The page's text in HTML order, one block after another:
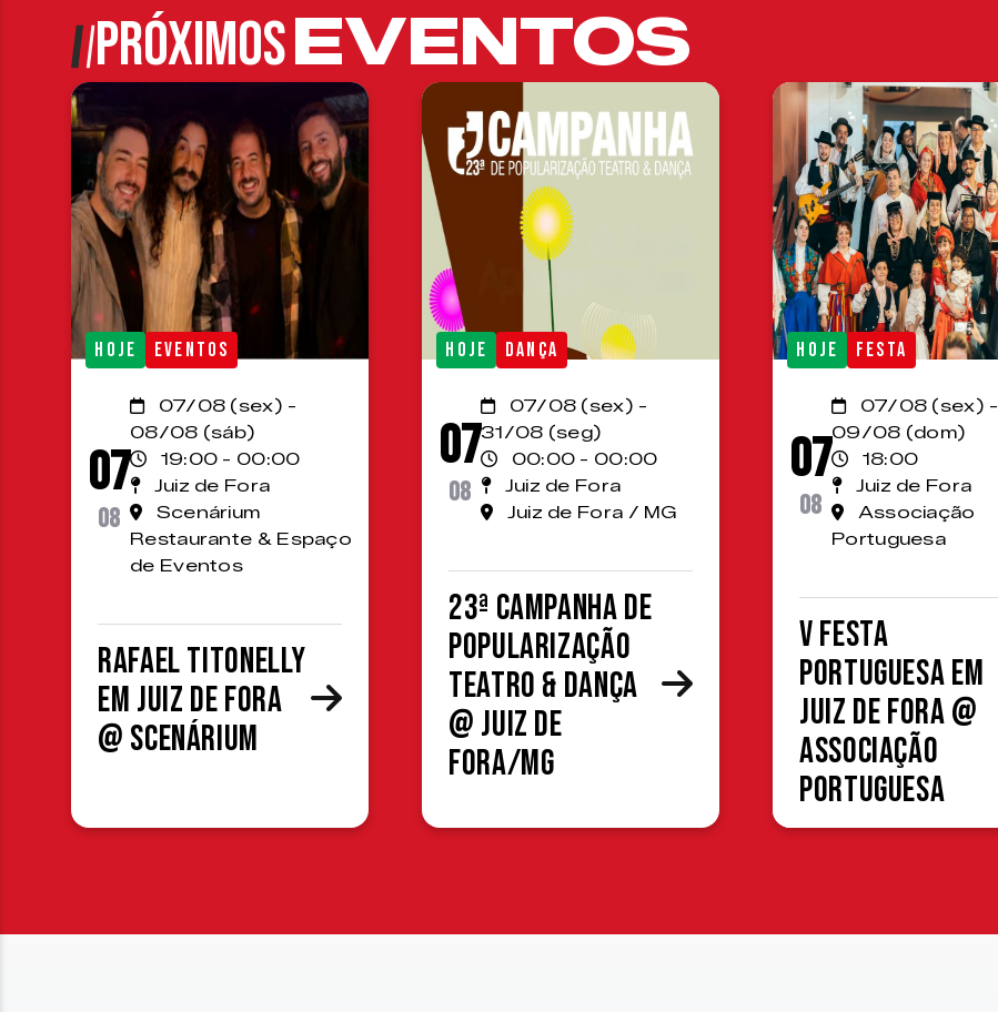
PRÓXIMOSEVENTOS
HOJE EVENTOS
07
08
07/08 (sex) -
08/08 (sáb)
19:00 - 00:00
Juiz de Fora
Scenárium
Restaurante & Espaço
de Eventos
Rafael Titonelly
em Juiz de Fora
@ Scenárium
HOJE DANÇA
07
08
07/08 (sex) -
31/08 (seg)
00:00 - 00:00
Juiz de Fora
Juiz de Fora / MG
23ª Campanha de
Popularização
Teatro & Dança
@ Juiz de
Fora/MG
HOJE FESTA
07
08
07/08 (sex) -
09/08 (dom)
18:00
Juiz de Fora
Associação
Portuguesa
V Festa
Portuguesa em
Juiz de Fora @
Associação
Portuguesa